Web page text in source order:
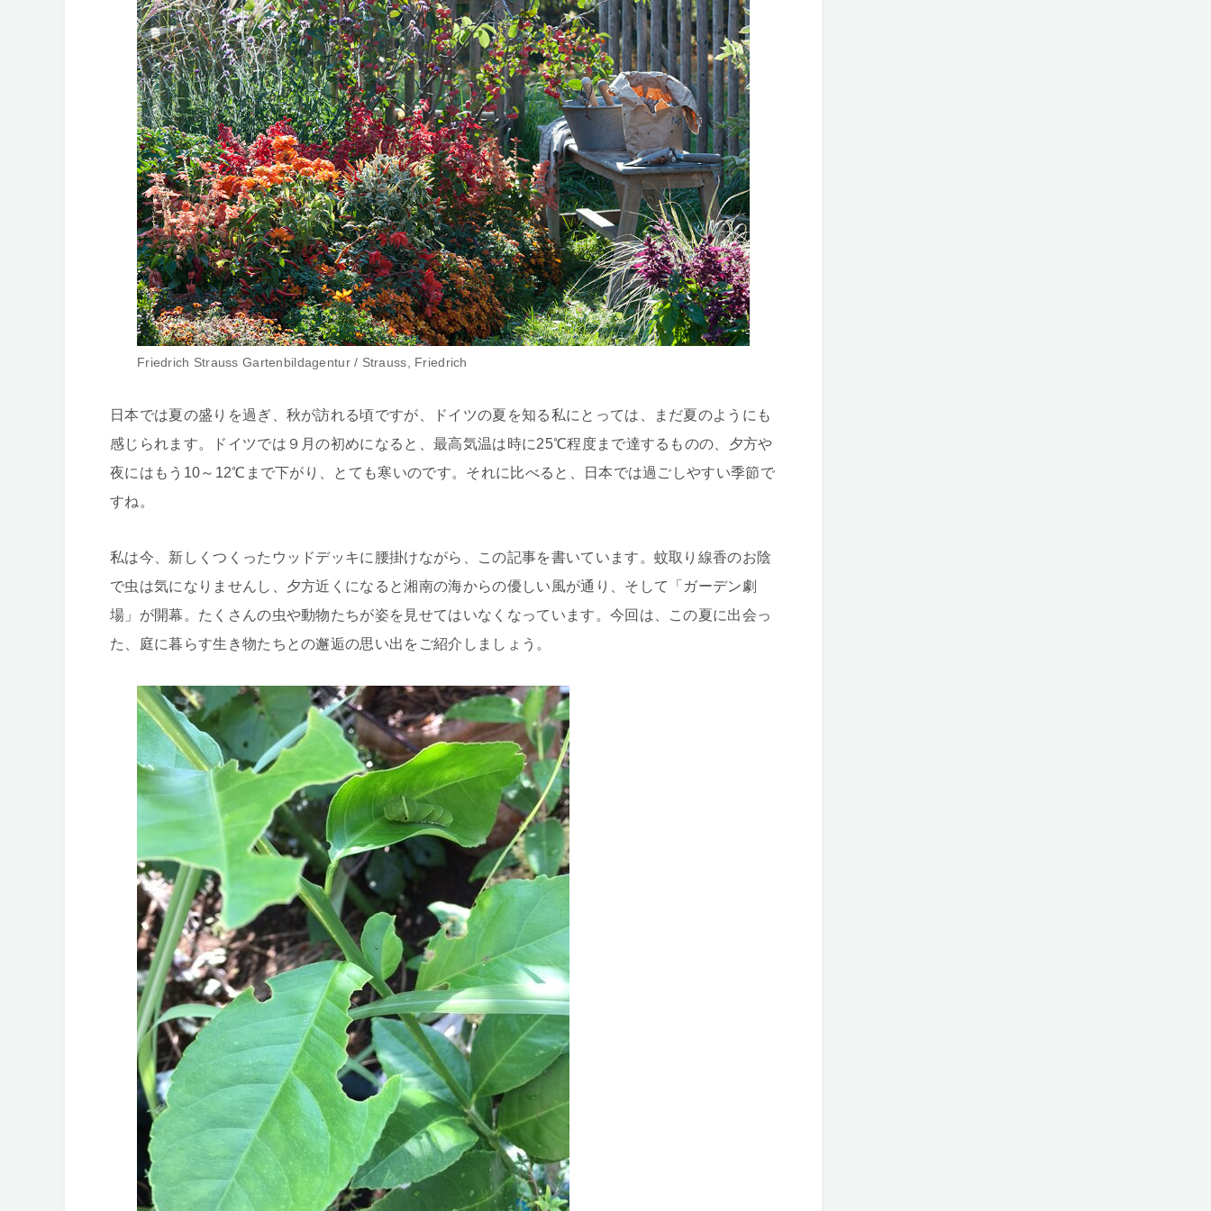
Friedrich Strauss Gartenbildagentur / Strauss, Friedrich
日本では夏の盛りを過ぎ、秋が訪れる頃ですが、ドイツの夏を知る私にとっては、まだ夏のようにも
感じられます。ドイツでは９月の初めになると、最高気温は時に25℃程度まで達するものの、夕方や
夜にはもう10～12℃まで下がり、とても寒いのです。それに比べると、日本では過ごしやすい季節で
すね。
私は今、新しくつくったウッドデッキに腰掛けながら、この記事を書いています。蚊取り線香のお陰
で虫は気になりませんし、夕方近くになると湘南の海からの優しい風が通り、そして「ガーデン劇
場」が開幕。たくさんの虫や動物たちが姿を見せてはいなくなっています。今回は、この夏に出会っ
た、庭に暮らす生き物たちとの邂逅の思い出をご紹介しましょう。